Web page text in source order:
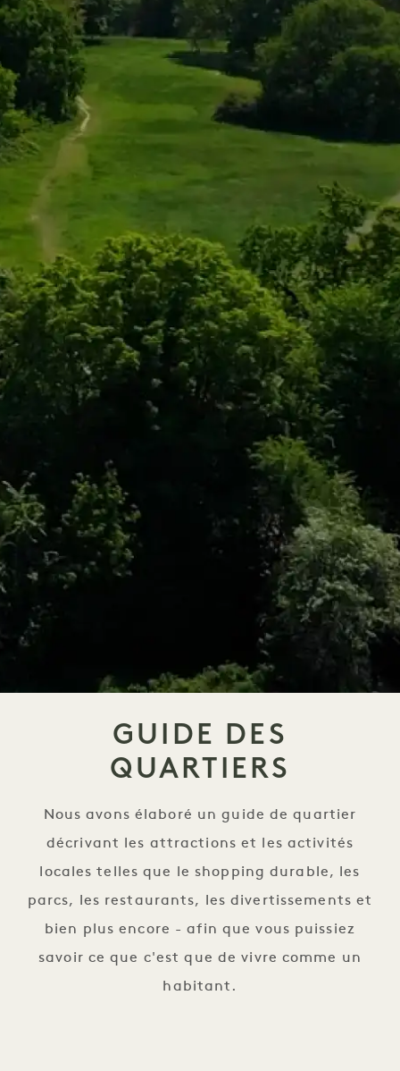
GUIDE DES
QUARTIERS
Nous avons élaboré un guide de quartier
décrivant les attractions et les activités
locales telles que le shopping durable, les
parcs, les restaurants, les divertissements et
bien plus encore - afin que vous puissiez
savoir ce que c'est que de vivre comme un
habitant.